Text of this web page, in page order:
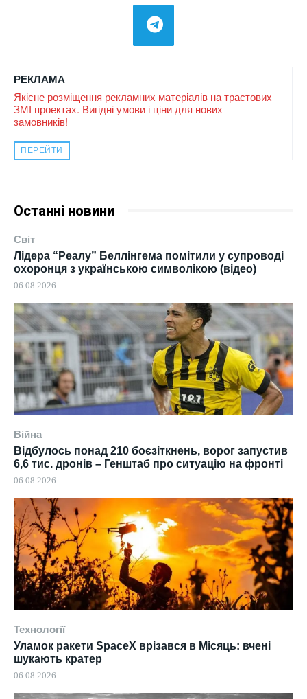
РЕКЛАМА
Якісне розміщення рекламних матеріалів на трастових
ЗМІ проектах. Вигідні умови і ціни для нових
замовників!
ПЕРЕЙТИ
Останні новини
Світ
Лідера “Реалу” Беллінгема помітили у супроводі
охоронця з українською символікою (відео)
06.08.2026
Війна
Відбулось понад 210 боєзіткнень, ворог запустив
6,6 тис. дронів – Генштаб про ситуацію на фронті
06.08.2026
Технології
Уламок ракети SpaceX врізався в Місяць: вчені
шукають кратер
06.08.2026